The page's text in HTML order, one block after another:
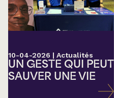
10-04-2026 | Actualités
UN GESTE QUI PEUT
SAUVER UNE VIE